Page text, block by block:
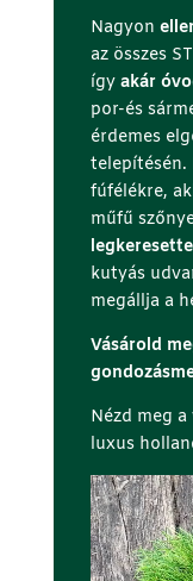
Nagyon
az összes
ígyakár
por-és
érdemes
telepítésén.
fúfélékre,
műfű
kutyás
megállja a
Vásárold
Nézd meg
luxus